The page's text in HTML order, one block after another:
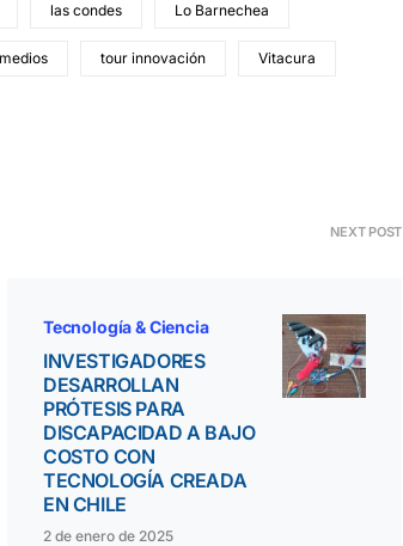
las condes Lo Barnechea
tour innovación Vitacura
NEXT POST
Tecnología & Ciencia
INVESTIGADORES
DESARROLLAN
PRÓTESIS PARA
DISCAPACIDAD A BAJO
COSTO CON
TECNOLOGÍA CREADA
EN CHILE
2 de enero de 2025